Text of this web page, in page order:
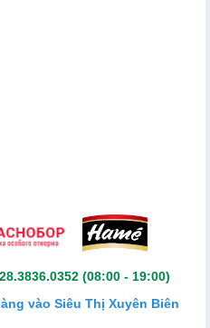
(08:00 - 19:00)
vào Siêu Thị Xuyên Biên